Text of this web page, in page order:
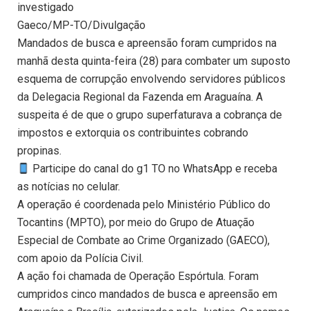
investigado
Gaeco/MP-TO/Divulgação
Mandados de busca e apreensão foram cumpridos na
manhã desta quinta-feira (28) para combater um suposto
esquema de corrupção envolvendo servidores públicos
da Delegacia Regional da Fazenda em Araguaína. A
suspeita é de que o grupo superfaturava a cobrança de
impostos e extorquia os contribuintes cobrando
propinas.
Participe do canal do g1 TO no WhatsApp e receba
as notícias no celular.
A operação é coordenada pelo Ministério Público do
Tocantins (MPTO), por meio do Grupo de Atuação
Especial de Combate ao Crime Organizado (GAECO),
com apoio da Polícia Civil.
A ação foi chamada de Operação Espórtula. Foram
cumpridos cinco mandados de busca e apreensão em